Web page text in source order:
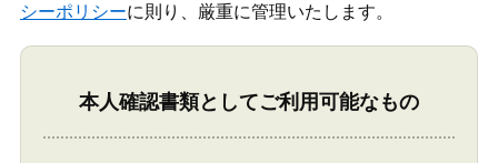
シーポリシーに則り、厳重に管理いたします。
本人確認書類としてご利用可能なもの